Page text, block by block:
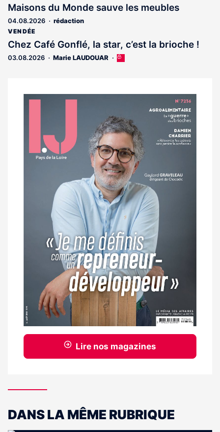
Maisons du Monde sauve les meubles
04.08.2026 rédaction
VENDÉE
Chez Café Gonflé, la star, c’est la brioche !
03.08.2026 Marie LAUDOUAR
Cet
aux
Notre
magazine
Lire nos magazines
DANS LA MÊME RUBRIQUE